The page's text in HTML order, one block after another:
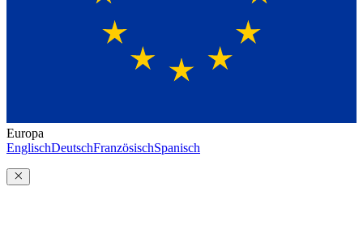
Europa
EnglischDeutschFranzösischSpanisch